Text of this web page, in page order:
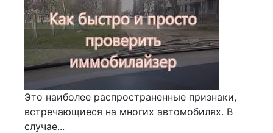
Это наиболее распространенные признаки,
встречающиеся на многих автомобилях. В
случае...